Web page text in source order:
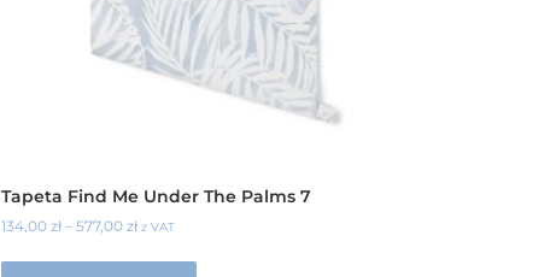
Tapeta Find Me Under The Palms 7
134,00 zł– 577,00 zł z VAT